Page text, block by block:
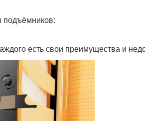
подъёмников:
есть свои преимущества и